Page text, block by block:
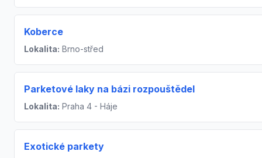
Koberce
Lokalita: Brno-střed
Parketové laky na bázi rozpouštědel
Lokalita: Praha 4 - Háje
Exotické parkety